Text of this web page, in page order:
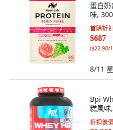
蛋白奶
味,
首購折
$687
($22.90/
8/11
Bpi
糕風
折扣後